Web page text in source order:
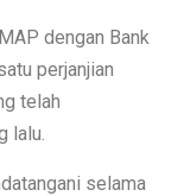
dengan Bank
perjanjian
telah
lalu.
selama